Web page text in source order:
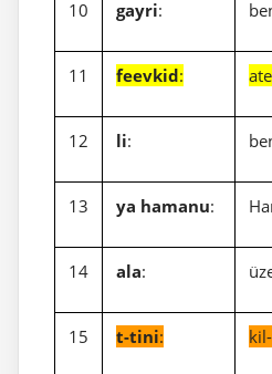
10 gayri:
11 feevkid:
12 li:
13 ya hamanu:
14 ala:
15 t-tini: